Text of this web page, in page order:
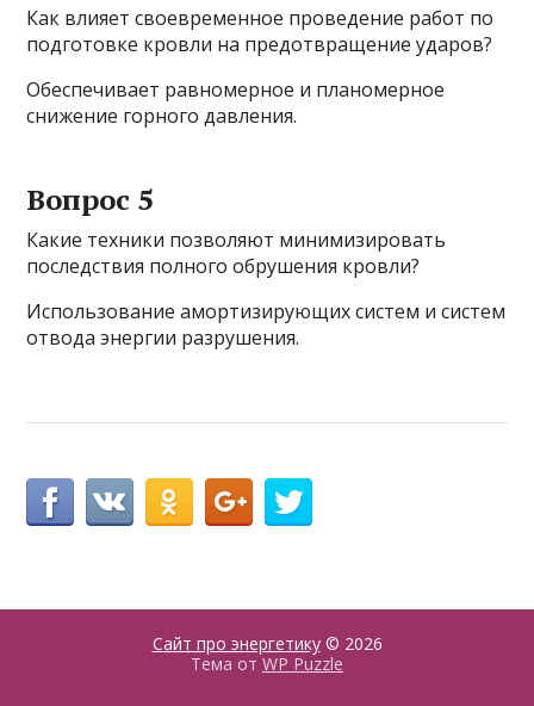
Как влияет своевременное проведение работ по
подготовке кровли на предотвращение ударов?
Обеспечивает равномерное и планомерное
снижение горного давления.
Вопрос 5
Какие техники позволяют минимизировать
последствия полного обрушения кровли?
Использование амортизирующих систем и систем
отвода энергии разрушения.
Сайт про энергетику© 2026
Тема от WP Puzzle